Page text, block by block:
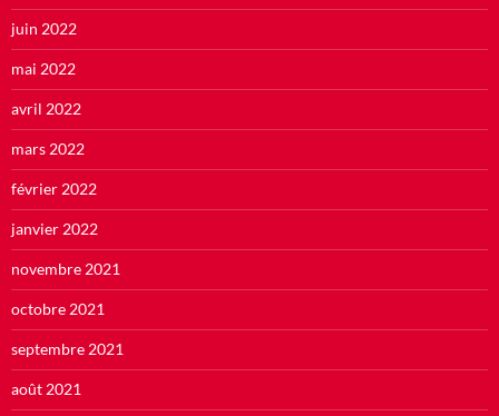
juin 2022
mai 2022
avril 2022
mars 2022
février 2022
janvier 2022
novembre 2021
octobre 2021
septembre 2021
août 2021